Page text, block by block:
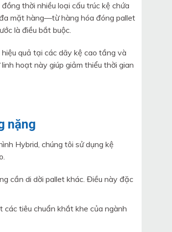
thời nhiều loại cấu trúc kệ chứa
mặt hàng—từ hàng hóa đóng pallet
là điều bắt buộc.
quả tại các dãy kệ cao tầng và
hoạt này giúp giảm thiểu thời gian
nặng
Hybrid, chúng tôi sử dụng kệ
cần di dời pallet khác. Điều này đặc
tiêu chuẩn khắt khe của ngành